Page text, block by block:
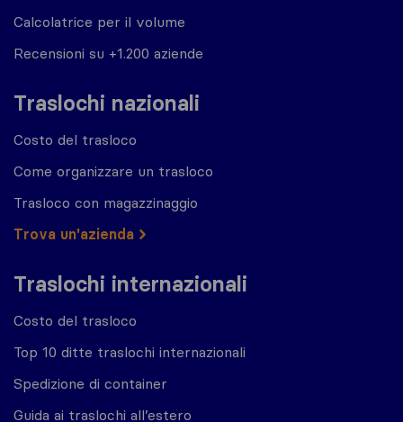
Calcolatrice per il volume
Recensioni su +1.200 aziende
Traslochi nazionali
Costo del trasloco
Come organizzare un trasloco
Trasloco con magazzinaggio
Trova un'azienda
Traslochi internazionali
Costo del trasloco
Top 10 ditte traslochi internazionali
Spedizione di container
Guida ai traslochi all’estero